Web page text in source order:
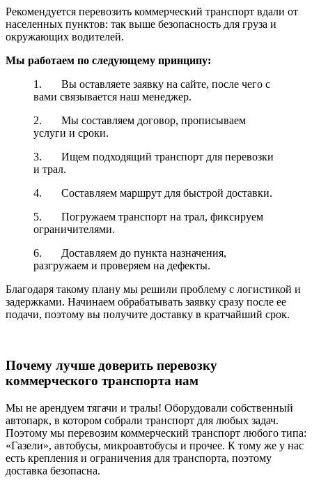
Рекомендуется перевозить коммерческий транспорт вдали от
населенных пунктов: так выше безопасность для груза и
окружающих водителей.
Мы работаем по следующему принципу:
1. Вы оставляете заявку на сайте, после чего с
вами связывается наш менеджер.
2. Мы составляем договор, прописываем
услуги и сроки.
3. Ищем подходящий транспорт для перевозки
и трал.
4. Составляем маршрут для быстрой доставки.
5. Погружаем транспорт на трал, фиксируем
ограничителями.
6. Доставляем до пункта назначения,
разгружаем и проверяем на дефекты.
Благодаря такому плану мы решили проблему с логистикой и
задержками. Начинаем обрабатывать заявку сразу после ее
подачи, поэтому вы получите доставку в кратчайший срок.
Почему лучше доверить перевозку
коммерческого транспорта нам
Мы не арендуем тягачи и тралы! Оборудовали собственный
автопарк, в котором собрали транспорт для любых задач.
Поэтому мы перевозим коммерческий транспорт любого типа:
«Газели», автобусы, микроавтобусы и прочее. К тому же у нас
есть крепления и ограничения для транспорта, поэтому
доставка безопасна.